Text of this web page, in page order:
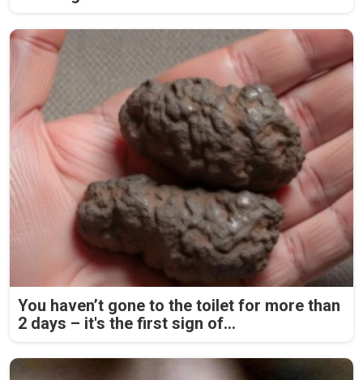
You haven’t gone to the toilet for more than
2 days – it's the first sign of...